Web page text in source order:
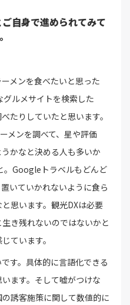
ご自身で進められてみて
メンを食べたいと思った
ルメサイトを検索した
たりしていたと思います。
メンを調べて、星や評価
かなと決める人も多いか
。Googleトラベルもどんど
いていかれないように食ら
思います。観光DXは必要
き残れないのではないかと
ています。
す。具体的に言語化できる
ます。そして嘘がつけな
誘客施策に関して数値的に